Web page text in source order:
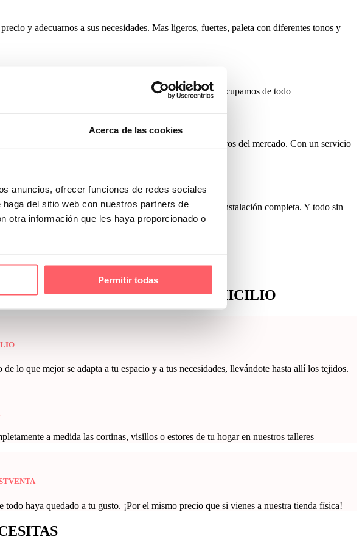
Acerca de las cookies
anuncios, ofrecer funciones de redes sociales
del sitio web con nuestros partners de
otra información que les haya proporcionado o
Permitir todas
y adecuarnos a sus necesidades. Mas ligeros, fuertes, paleta con diferentes tonos y
de instalación el resultado será perfecto. Nosotros nos ocupamos de todo
noche y día…. Con uno de los precios más competitivos del mercado. Con un servicio
personalizado de las diferentes opciones e instalación completa. Y todo sin
NOSOTROS?
PERSONALIZADO A DOMICILIO
lo que mejor se adapta a tu espacio y a tus necesidades, llevándote hasta allí los tejidos.
a medida las cortinas, visillos o estores de tu hogar en nuestros talleres
haya quedado a tu gusto. ¡Por el mismo precio que si vienes a nuestra tienda física!